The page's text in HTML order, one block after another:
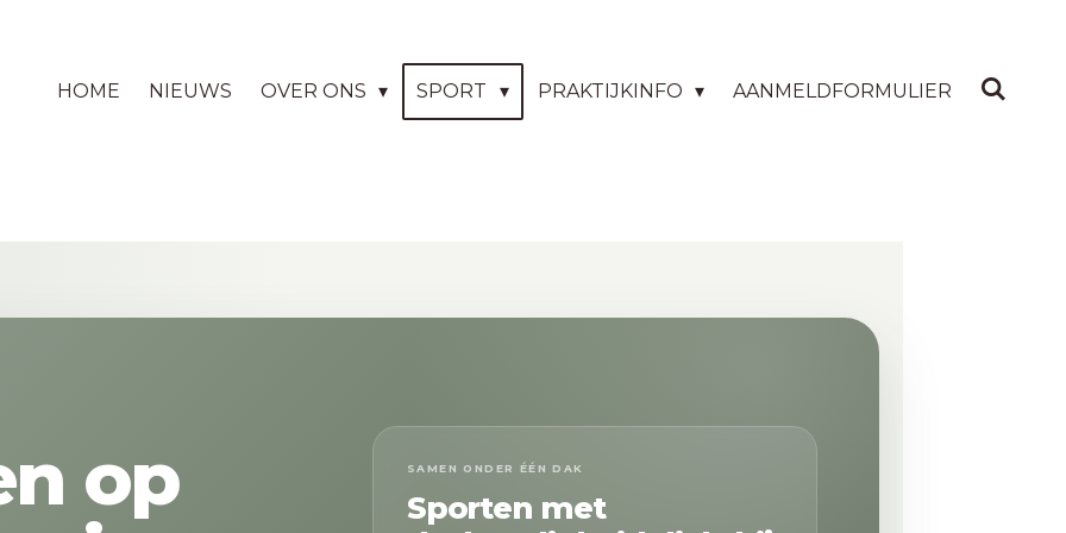
HOME NIEUWS OVER ONS SPORT PRAKTIJKINFO AANMELDFORMULIER
op
SAMEN ONDER ÉÉN DAK
Sporten met